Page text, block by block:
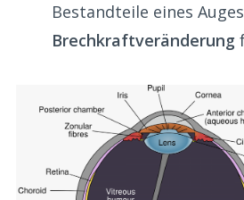
Bestandteile eines
Brechkraftveränderung